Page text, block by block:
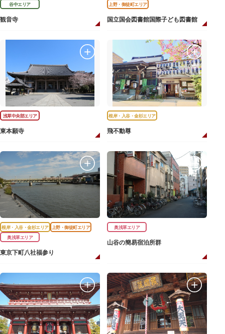
谷中エリア
観音寺
上野・御徒町エリア
国立国会図書館国際子ども図書館
浅草中央部エリア
東本願寺
根岸・入谷・金杉エリア
飛不動尊
根岸・入谷・金杉エリア
上野・御徒町エリア
奥浅草エリア
東京下町八社福参り
奥浅草エリア
山谷の簡易宿泊所群